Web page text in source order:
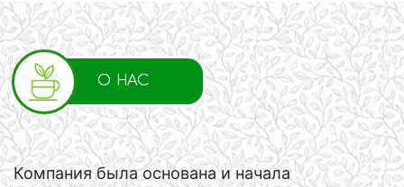
О НАС
Компания была основана и начала